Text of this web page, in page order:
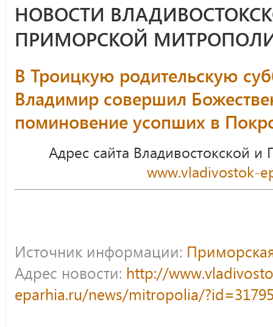
НОВОСТИ
ПРИМОРСКОЙ
В Троицкую родительскую
Владимир совершил
поминовение усопших в
Адрес сайта Владивостокской
www.vladivostok-
Источник информации:
Адрес новости: http://
eparhia.ru/news/mitropolia/